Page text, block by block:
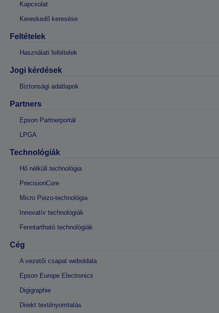
Kapcsolat
Kereskedő keresése
Feltételek
Használati feltételek
Jogi kérdések
Biztonsági adatlapok
Partners
Epson Partnerportál
LPGA
Technológiák
Hő nélküli technológia
PrecisionCore
Micro Piezo-technológia
Innovatív technológiák
Fenntartható technológiák
Cég
A vezetői csapat weboldala
Epson Europe Electronics
Digigraphie
Direkt textilnyomtatás